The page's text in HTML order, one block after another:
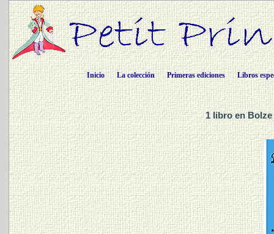
Inicio La colección Primeras ediciones Libros
1 libro en